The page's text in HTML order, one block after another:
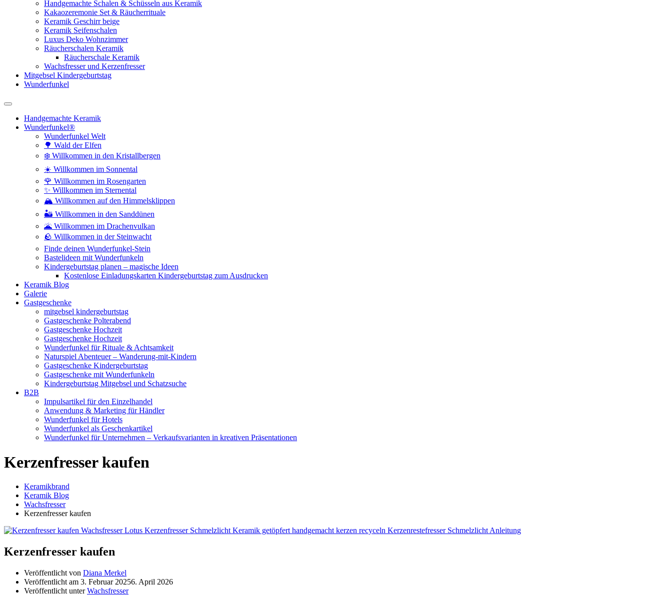
Handgemachte Schalen & Schüsseln aus Keramik
Kakaozeremonie Set & Räucherrituale
Keramik Geschirr beige
Keramik Seifenschalen
Luxus Deko Wohnzimmer
Räucherschalen Keramik
Räucherschale Keramik
Wachsfresser und Kerzenfresser
Mitgebsel Kindergeburtstag
Wunderfunkel
Handgemachte Keramik
Wunderfunkel®
Wunderfunkel Welt
🌳 Wald der Elfen
❄️ Willkommen in den Kristallbergen
☀️ Willkommen im Sonnental
🌹 Willkommen im Rosengarten
✨ Willkommen im Sternental
🏔️ Willkommen auf den Himmelsklippen
🏜️ Willkommen in den Sanddünen
🌋 Willkommen im Drachenvulkan
🪨 Willkommen in der Steinwacht
Finde deinen Wunderfunkel-Stein
Bastelideen mit Wunderfunkeln
Kindergeburtstag planen – magische Ideen
Kostenlose Einladungskarten Kindergeburtstag zum Ausdrucken
Keramik Blog
Galerie
Gastgeschenke
mitgebsel kindergeburtstag
Gastgeschenke Polterabend
Gastgeschenke Hochzeit
Gastgeschenke Hochzeit
Wunderfunkel für Rituale & Achtsamkeit
Naturspiel Abenteuer – Wanderung-mit-Kindern
Gastgeschenke Kindergeburtstag
Gastgeschenke mit Wunderfunkeln
Kindergeburtstag Mitgebsel und Schatzsuche
B2B
Impulsartikel für den Einzelhandel
Anwendung & Marketing für Händler
Wunderfunkel für Hotels
Wunderfunkel als Geschenkartikel
Wunderfunkel für Unternehmen – Verkaufsvarianten in kreativen Präsentationen
Kerzenfresser kaufen
Keramikbrand
Keramik Blog
Wachsfresser
Kerzenfresser kaufen
Kerzenfresser kaufen
Veröffentlicht von Diana Merkel
Veröffentlicht am 3. Februar 20256. April 2026
Veröffentlicht unterWachsfresser